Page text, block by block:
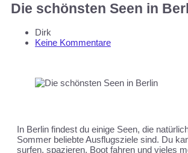
Die schönsten Seen in
Dirk
Keine Kommentare
In Berlin findest du einige Seen, die
Sommer beliebte Ausflugsziele sind. Du
surfen, spazieren, Boot fahren und vieles